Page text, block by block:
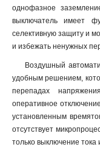
однофазное
выключатель имеет
селективную защиту и
и избежать ненужных
Воздушный
удобным решением,
перепадах
оперативное
установленным
отсутствует
только выключение